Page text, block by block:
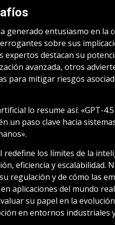
generado entusiasmo en la
sobre sus
destacan su
avanzada, otros
para mitigar riesgos
lo resume así: «GPT-
un paso clave hacia
redefine los límites de la
eficiencia y escalabilidad.
regulación y de cómo las
aplicaciones del mundo
su papel en la
en entornos industriales